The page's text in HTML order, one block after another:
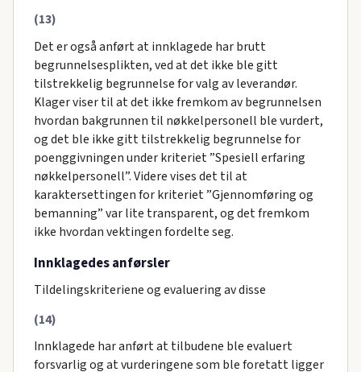
(13)
Det er også anført at innklagede har brutt
begrunnelsesplikten, ved at det ikke ble gitt
tilstrekkelig begrunnelse for valg av leverandør.
Klager viser til at det ikke fremkom av begrunnelsen
hvordan bakgrunnen til nøkkelpersonell ble vurdert,
og det ble ikke gitt tilstrekkelig begrunnelse for
poenggivningen under kriteriet ”Spesiell erfaring
nøkkelpersonell”. Videre vises det til at
karaktersettingen for kriteriet ”Gjennomføring og
bemanning” var lite transparent, og det fremkom
ikke hvordan vektingen fordelte seg.
Innklagedes anførsler
Tildelingskriteriene og evaluering av disse
(14)
Innklagede har anført at tilbudene ble evaluert
forsvarlig og at vurderingene som ble foretatt ligger